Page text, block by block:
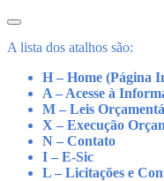
A lista dos atalhos são:
H – Home (Página
A – Acesse à
M – Leis
X – Execução
N – Contato
I – E-Sic
L – Licitações e